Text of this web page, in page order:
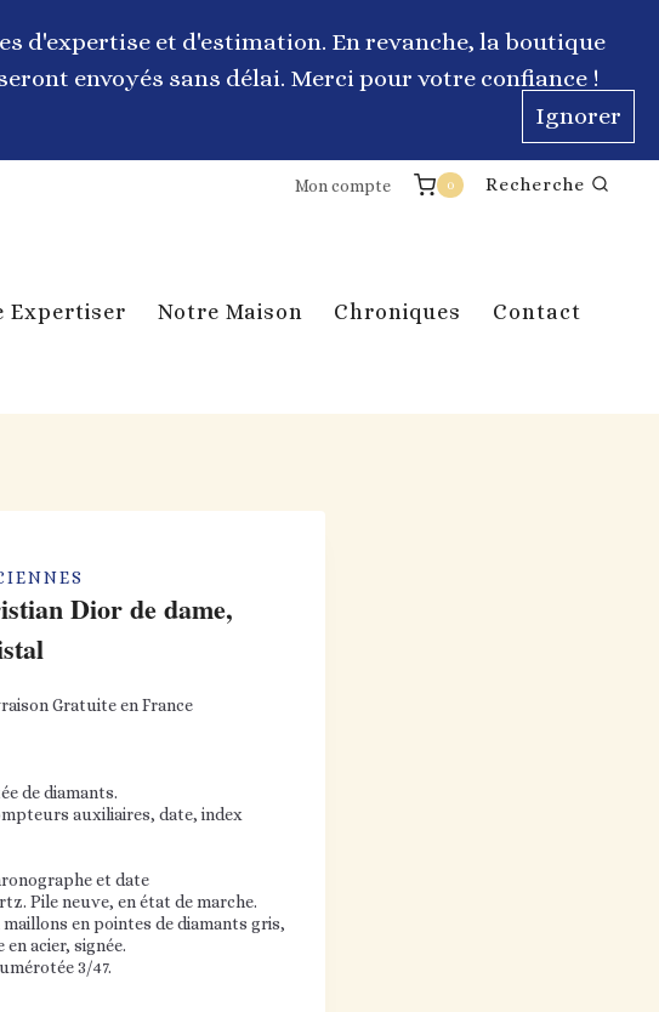
d'expertise et d'estimation. En revanche, la boutique
envoyés sans délai. Merci pour votre confiance !
Ignorer
Mon compte 0 Recherche
Expertiser Notre Maison Chroniques Contact
Dior de dame,
Gratuite en France
de diamants.
auxiliaires, date, index
et date
Pile neuve, en état de marche.
maillons en pointes de diamants gris,
acier, signée.
3/47.